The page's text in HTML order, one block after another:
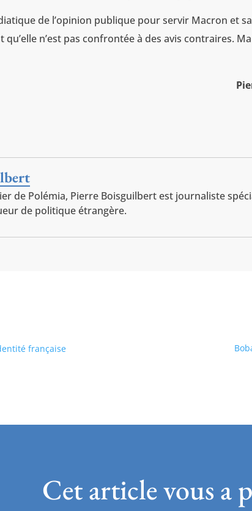
de l’opinion publique pour servir Macron et
n’est pas confrontée à des avis contraires.
de Polémia, Pierre Boisguilbert est journaliste
de politique étrangère.
française
Cet article vous a